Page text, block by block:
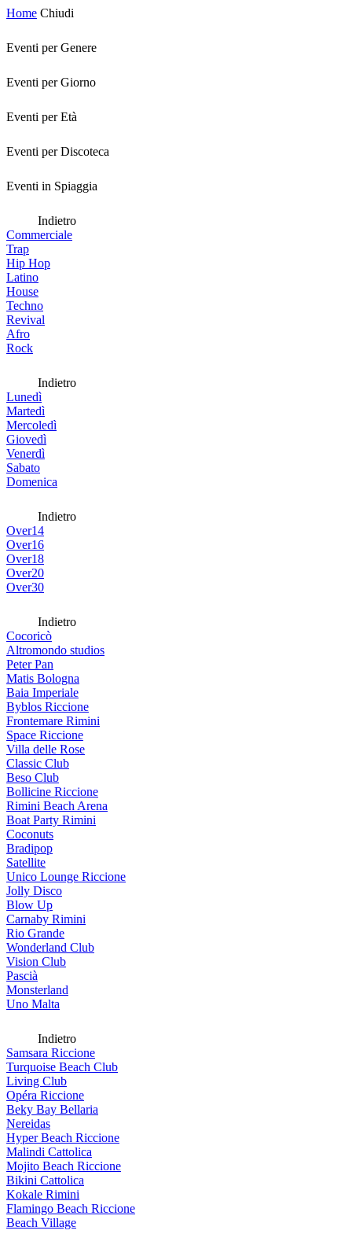
Home Chiudi
Eventi per Genere
Eventi per Giorno
Eventi per Età
Eventi per Discoteca
Eventi in Spiaggia
Indietro
Commerciale
Trap
Hip Hop
Latino
House
Techno
Revival
Afro
Rock
Indietro
Lunedì
Martedì
Mercoledì
Giovedì
Venerdì
Sabato
Domenica
Indietro
Over14
Over16
Over18
Over20
Over30
Indietro
Cocoricò
Altromondo studios
Peter Pan
Matis Bologna
Baia Imperiale
Byblos Riccione
Frontemare Rimini
Space Riccione
Villa delle Rose
Classic Club
Beso Club
Bollicine Riccione
Rimini Beach Arena
Boat Party Rimini
Coconuts
Bradipop
Satellite
Unico Lounge Riccione
Jolly Disco
Blow Up
Carnaby Rimini
Rio Grande
Wonderland Club
Vision Club
Pascià
Monsterland
Uno Malta
Indietro
Samsara Riccione
Turquoise Beach Club
Living Club
Opéra Riccione
Beky Bay Bellaria
Nereidas
Hyper Beach Riccione
Malindi Cattolica
Mojito Beach Riccione
Bikini Cattolica
Kokale Rimini
Flamingo Beach Riccione
Beach Village